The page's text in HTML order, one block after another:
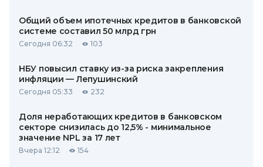
Общий объем ипотечных кредитов в банковской
системе составил 50 млрд грн
Сегодня 06:32 103
НБУ повысил ставку из-за риска закрепления
инфляции — Лепушинский
Сегодня 05:33 232
Доля неработающих кредитов в банковском
секторе снизилась до 12,5% - минимальное
значение NPL за 17 лет
Вчера 12:12 154